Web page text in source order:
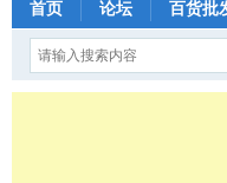
首页 论坛 百货批